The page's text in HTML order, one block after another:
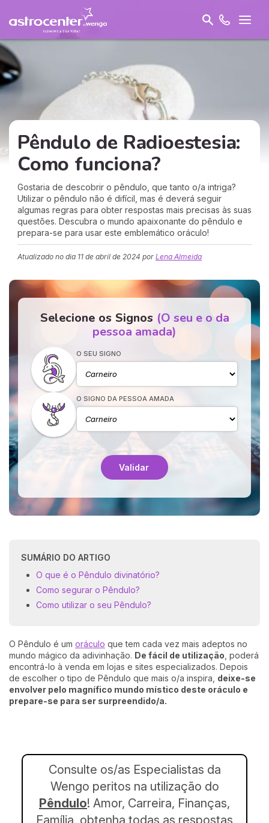
Pêndulo de Radioestesia:
Como funciona?
Gostaria de descobrir o pêndulo, que tanto o/a intriga?
Utilizar o pêndulo não é difícil, mas é deverá seguir
algumas regras para obter respostas mais precisas às suas
questões. Descubra o mundo apaixonante do pêndulo e
prepara-se para usar este emblemático oráculo!
Atualizado no dia 11 de abril de 2024 por Lena Almeida
Selecione os Signos (O seu e o da
pessoa amada)
O SEU SIGNO
O SIGNO DA PESSOA AMADA
Validar
SUMÁRIO DO ARTIGO
O que é o Pêndulo divinatório?
Como segurar o Pêndulo?
Como utilizar o seu Pêndulo?
O Pêndulo é um oráculo que tem cada vez mais adeptos no
mundo mágico da adivinhação. De fácil de utilização , poderá
encontrá-lo à venda em lojas e sites especializados. Depois
de escolher o tipo de Pêndulo que mais o/a inspira, deixe-se
envolver pelo magnífico mundo místico deste oráculo e
prepare-se para ser surpreendido/a.
Consulte os/as Especialistas da
Wengo peritos na utilização do
Pêndulo! Amor, Carreira, Finanças,
Família, obtenha todas as respostas